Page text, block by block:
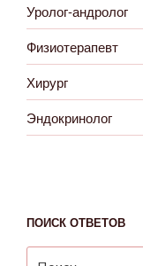
Уролог-андролог
Физиотерапевт
Хирург
Эндокринолог
ПОИСК ОТВЕТОВ